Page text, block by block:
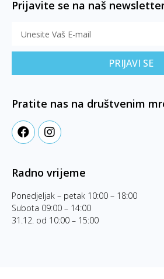
Prijavite se na naš
PRIJAVI SE
Pratite nas na društvenim
Radno vrijeme
Ponedjeljak – petak 10:00 – 18:00
Subota 09:00 – 14:00
31.12. od 10:00 – 15:00